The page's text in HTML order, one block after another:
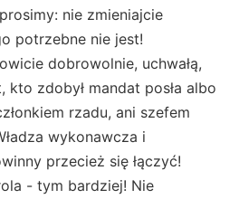
nie zmieniajcie
potrzebne nie jest!
dobrowolnie, uchwałą,
kto zdobył mandat posła albo
rzadu, ani szefem
wykonawcza i
przecież się łączyć!
- tym bardziej! Nie